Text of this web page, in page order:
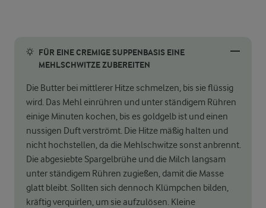
FÜR EINE CREMIGE SUPPENBASIS EINE
MEHLSCHWITZE ZUBEREITEN
Die Butter bei mittlerer Hitze schmelzen, bis sie flüssig
wird. Das Mehl einrühren und unter ständigem Rühren
einige Minuten kochen, bis es goldgelb ist und einen
nussigen Duft verströmt. Die Hitze mäßig halten und
nicht hochstellen, da die Mehlschwitze sonst anbrennt.
Die abgesiebte Spargelbrühe und die Milch langsam
unter ständigem Rühren zugießen, damit die Masse
glatt bleibt. Sollten sich dennoch Klümpchen bilden,
kräftig verquirlen, um sie aufzulösen. Kleine